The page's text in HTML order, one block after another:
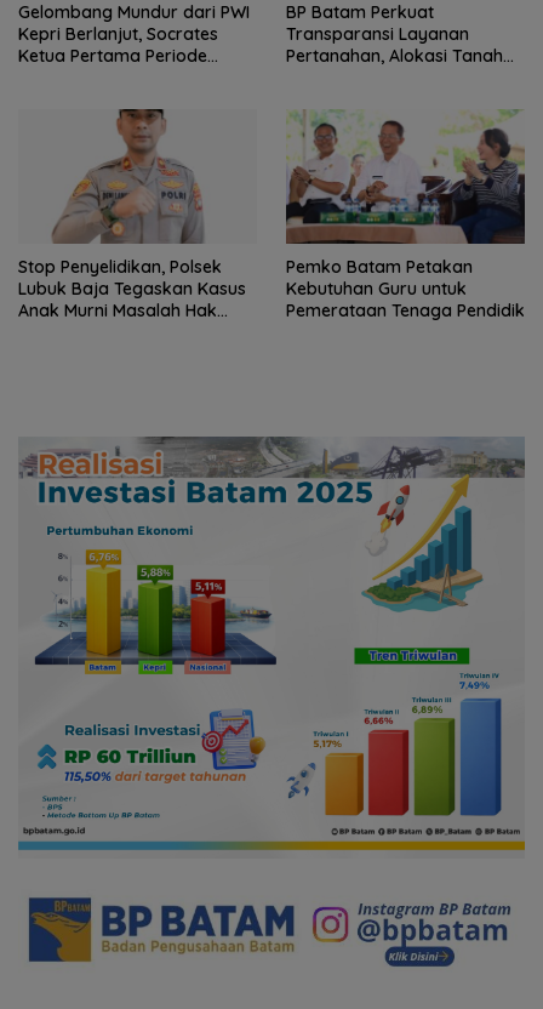
Gelombang Mundur dari PWI
Kepri Berlanjut, Socrates
Ketua Pertama Periode
BP Batam Perkuat
Transparansi Layanan
Pertanahan, Alokasi Tanah
Stop Penyelidikan, Polsek
Lubuk Baja Tegaskan Kasus
Anak Murni Masalah Hak
Pemko Batam Petakan
Kebutuhan Guru untuk
Pemerataan Tenaga Pendidik